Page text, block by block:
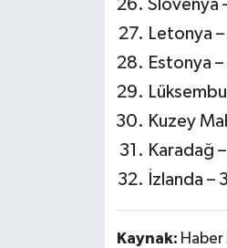
Slovenya
Letonya
Estonya
Kuzey
Karadağ
İzlanda –
Kaynak: